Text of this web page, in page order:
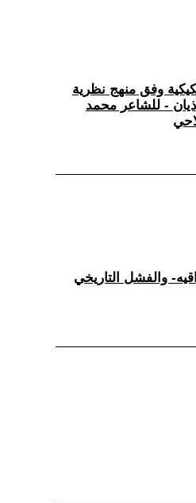
وفق منهج نظرية
- للشاعر محمد
والفشل التاريخي